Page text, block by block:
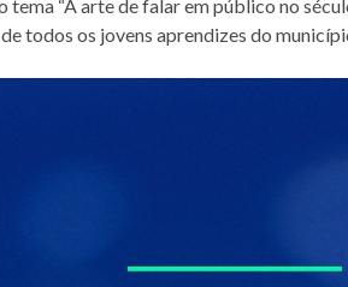
“A arte de falar em público no
todos os jovens aprendizes do